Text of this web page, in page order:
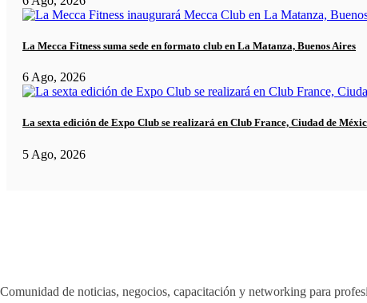
La Mecca Fitness suma sede en formato club en La Matanza, Buenos Aires
6 Ago, 2026
La sexta edición de Expo Club se realizará en Club France, Ciudad de
5 Ago, 2026
Comunidad de noticias, negocios, capacitación y networking para